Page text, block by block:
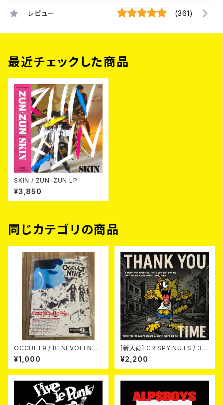
レビュー (361)
最近チェックした商品
SKIN / ZUN-ZUN LP
¥3,850
同じカテゴリの商品
OCCULT9 / BENEVOLENCE
(LTD.150) カセット
¥1,000
[新入荷] CRISPY NUTS / 30t
h Anniversary Vol.1 (7"EP)
¥2,200